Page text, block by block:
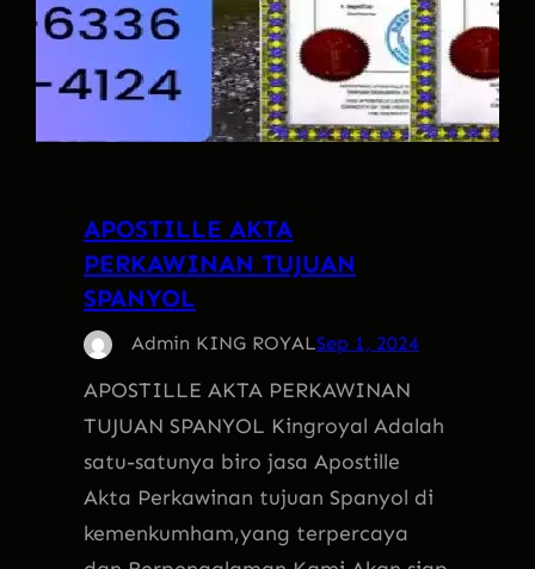
APOSTILLE AKTA
PERKAWINAN TUJUAN
SPANYOL
Admin KING ROYALSep 1, 2024
APOSTILLE AKTA PERKAWINAN
TUJUAN SPANYOL Kingroyal Adalah
satu-satunya biro jasa Apostille
Akta Perkawinan tujuan Spanyol di
kemenkumham,yang terpercaya